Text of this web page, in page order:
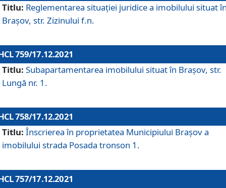
Titlu: Reglementarea situației juridice a imobilului situat
Brașov, str. Zizinului f.n.
759/17.12.2021
Titlu: Subapartamentarea imobilului situat în Brașov, str.
Lungă nr. 1.
758/17.12.2021
Titlu: Înscrierea în proprietatea Municipiului Brașov a
imobilului strada Posada tronson 1.
757/17.12.2021